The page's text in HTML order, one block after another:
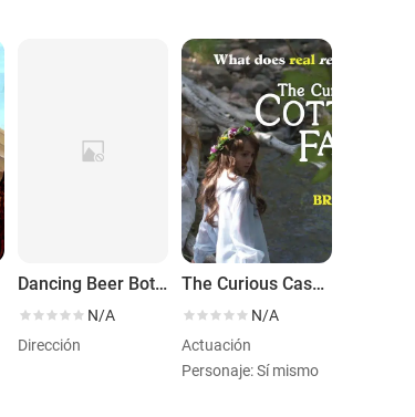
Dancing Beer Bottles
N/A
Dirección
The Curious Case of the Cottingley Fairies
N/A
Actuación
Personaje: Sí mismo